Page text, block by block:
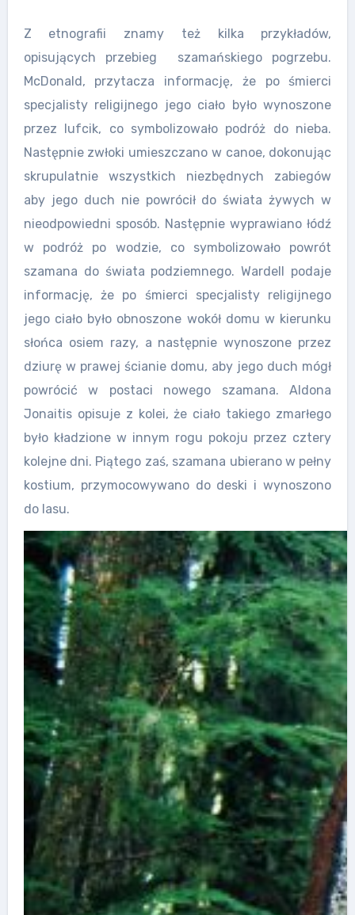
Z etnografii znamy też kilka przykładów,
opisujących przebieg szamańskiego pogrzebu.
McDonald, przytacza informację, że po śmierci
specjalisty religijnego jego ciało było wynoszone
przez lufcik, co symbolizowało podróż do nieba.
Następnie zwłoki umieszczano w canoe, dokonując
skrupulatnie wszystkich niezbędnych zabiegów
aby jego duch nie powrócił do świata żywych w
nieodpowiedni sposób. Następnie wyprawiano łódź
w podróż po wodzie, co symbolizowało powrót
szamana do świata podziemnego. Wardell podaje
informację, że po śmierci specjalisty religijnego
jego ciało było obnoszone wokół domu w kierunku
słońca osiem razy, a następnie wynoszone przez
dziurę w prawej ścianie domu, aby jego duch mógł
powrócić w postaci nowego szamana. Aldona
Jonaitis opisuje z kolei, że ciało takiego zmarłego
było kładzione w innym rogu pokoju przez cztery
kolejne dni. Piątego zaś, szamana ubierano w pełny
kostium, przymocowywano do deski i wynoszono
do lasu.